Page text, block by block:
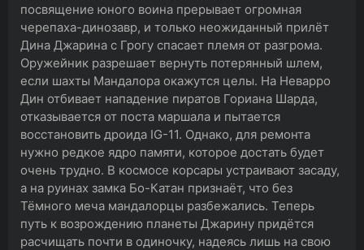
посвящение юного воина прерывает огромная
черепаха-динозавр, и только неожиданный прилёт
Дина Джарина с Грогу спасает племя от разгрома.
Оружейник разрешает вернуть потерянный шлем,
если шахты Мандалора окажутся целы. На Неварро
Дин отбивает нападение пиратов Гориана Шарда,
отказывается от поста маршала и пытается
восстановить дроида IG-11. Однако, для ремонта
нужно редкое ядро памяти, которое достать будет
очень трудно. В космосе корсары устраивают засаду,
а на руинах замка Бо-Катан признаёт, что без
Тёмного меча мандалорцы разбежались. Теперь
путь к возрождению планеты Джарину придётся
расчищать почти в одиночку, надеясь лишь на свою